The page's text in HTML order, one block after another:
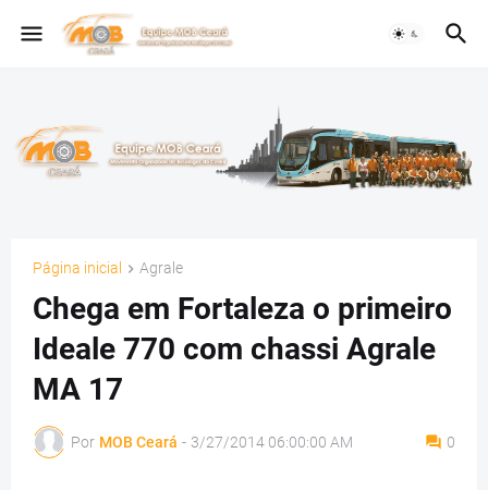
Página inicial Agrale
Chega em Fortaleza o primeiro
Ideale 770 com chassi Agrale
MA 17
Por MOB Ceará - 3/27/2014 06:00:00 AM 0